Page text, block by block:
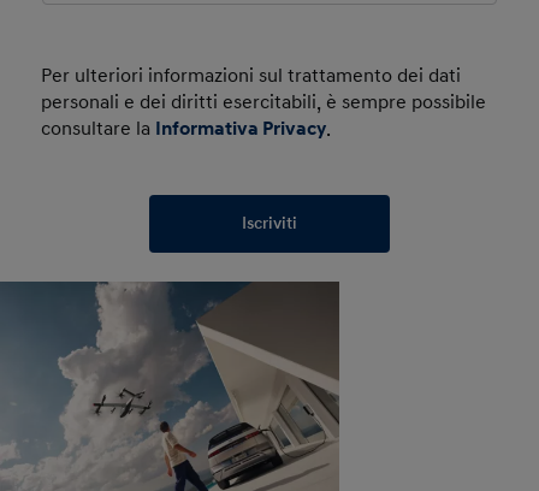
Per ulteriori informazioni sul trattamento dei dati
personali e dei diritti esercitabili, è sempre possibile
consultare la Informativa Privacy.
Iscriviti